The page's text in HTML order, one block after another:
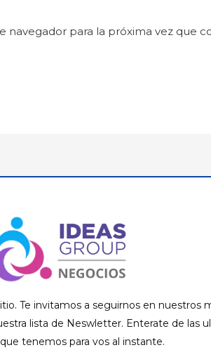
navegador para la próxima vez que
Te invitamos a seguirnos en nuestros
lista de Neswletter. Enterate de las
tenemos para vos al instante.